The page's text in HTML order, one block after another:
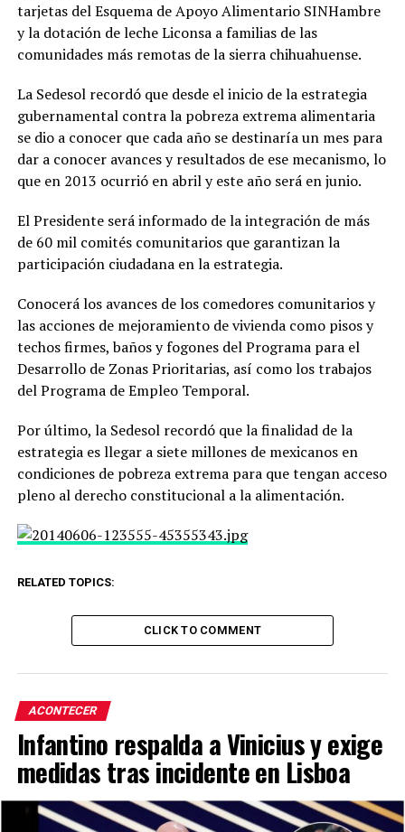
tarjetas del Esquema de Apoyo Alimentario SINHambre
y la dotación de leche Liconsa a familias de las
comunidades más remotas de la sierra chihuahuense.
La Sedesol recordó que desde el inicio de la estrategia
gubernamental contra la pobreza extrema alimentaria
se dio a conocer que cada año se destinaría un mes para
dar a conocer avances y resultados de ese mecanismo, lo
que en 2013 ocurrió en abril y este año será en junio.
El Presidente será informado de la integración de más
de 60 mil comités comunitarios que garantizan la
participación ciudadana en la estrategia.
Conocerá los avances de los comedores comunitarios y
las acciones de mejoramiento de vivienda como pisos y
techos firmes, baños y fogones del Programa para el
Desarrollo de Zonas Prioritarias, así como los trabajos
del Programa de Empleo Temporal.
Por último, la Sedesol recordó que la finalidad de la
estrategia es llegar a siete millones de mexicanos en
condiciones de pobreza extrema para que tengan acceso
pleno al derecho constitucional a la alimentación.
RELATED TOPICS:
CLICK TO COMMENT
ACONTECER
Infantino respalda a Vinicius y exige
medidas tras incidente en Lisboa